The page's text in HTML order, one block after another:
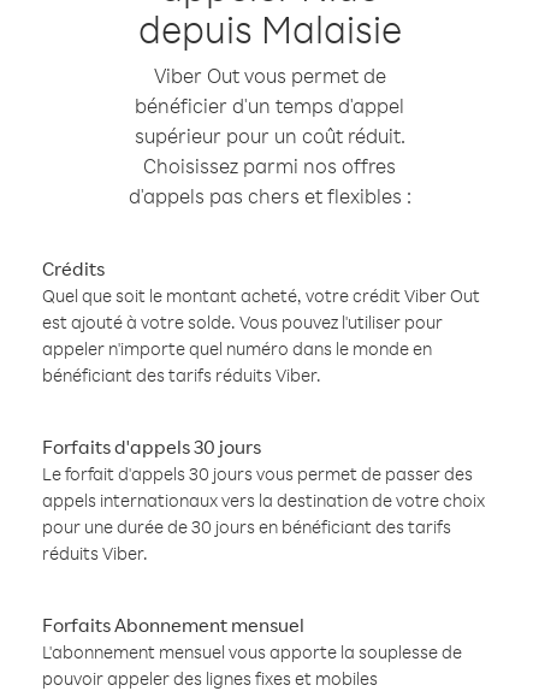
depuis Malaisie
Viber Out vous permet de
bénéficier d'un temps d'appel
supérieur pour un coût réduit.
Choisissez parmi nos offres
d'appels pas chers et flexibles :
Crédits
Quel que soit le montant acheté, votre crédit Viber Out
est ajouté à votre solde. Vous pouvez l'utiliser pour
appeler n'importe quel numéro dans le monde en
bénéficiant des tarifs réduits Viber.
Forfaits d'appels 30 jours
Le forfait d'appels 30 jours vous permet de passer des
appels internationaux vers la destination de votre choix
pour une durée de 30 jours en bénéficiant des tarifs
réduits Viber.
Forfaits Abonnement mensuel
L'abonnement mensuel vous apporte la souplesse de
pouvoir appeler des lignes fixes et mobiles